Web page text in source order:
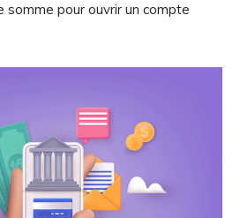
somme pour ouvrir un compte